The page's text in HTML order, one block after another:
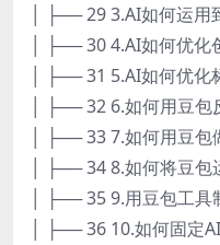
│ ├── 29 3.AI如何运
│ ├── 30 4.AI如何优
│ ├── 31 5.AI如何优
│ ├── 32 6.如何用豆
│ ├── 33 7.如何用豆
│ ├── 34 8.如何将豆
│ ├── 35 9.用豆包工
│ ├── 36 10.如何固定